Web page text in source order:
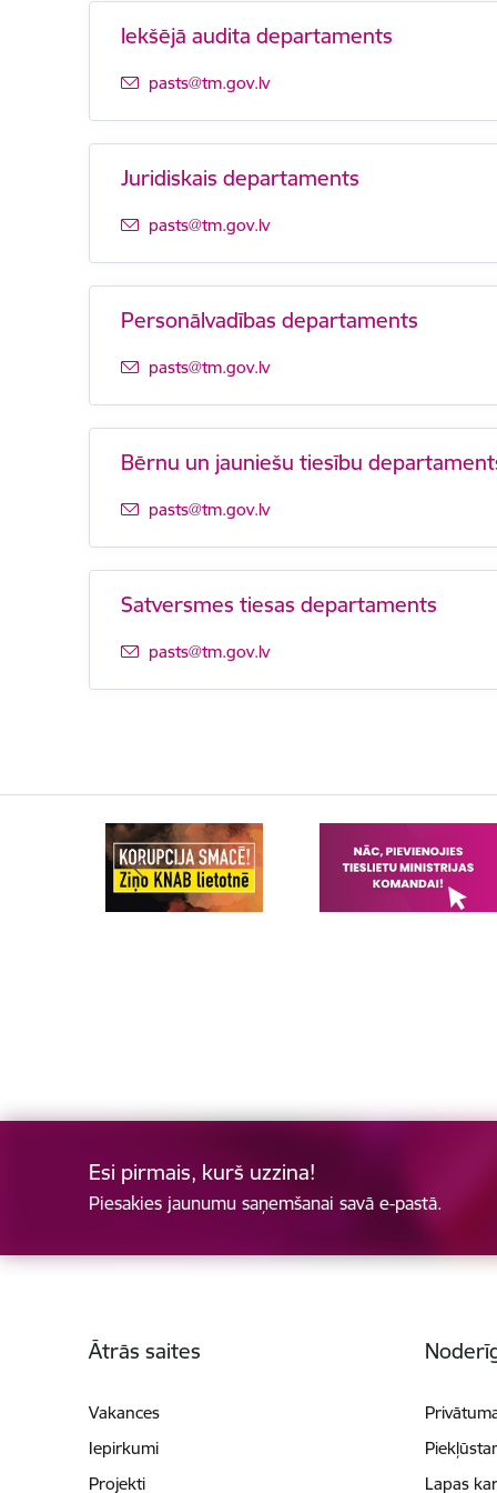
Iekšējā audita departaments
E-pasts:
pasts@tm.gov.lv
Juridiskais departaments
E-pasts:
pasts@tm.gov.lv
Personālvadības departaments
E-pasts:
pasts@tm.gov.lv
Bērnu un jauniešu tiesību
E-pasts:
pasts@tm.gov.lv
Satversmes tiesas departaments
E-pasts:
pasts@tm.gov.lv
Esi pirmais, kurš uzzina!
Piesakies jaunumu saņemšanai savā e-pastā.
Ātrās saites
Vakances
Iepirkumi
Projekti
Lapas